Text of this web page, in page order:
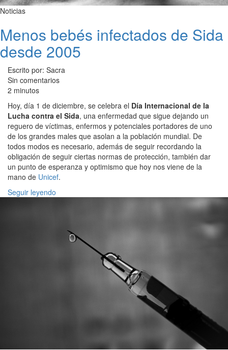
Noticias
Menos bebés infectados de Sida
desde 2005
Escrito por: Sacra
Sin comentarios
2 minutos
Hoy, día 1 de diciembre, se celebra el Día Internacional de la
Lucha contra el Sida, una enfermedad que sigue dejando un
reguero de víctimas, enfermos y potenciales portadores de uno
de los grandes males que asolan a la población mundial. De
todos modos es necesario, además de seguir recordando la
obligación de seguir ciertas normas de protección, también dar
un punto de esperanza y optimismo que hoy nos viene de la
mano de Unicef.
Seguir leyendo